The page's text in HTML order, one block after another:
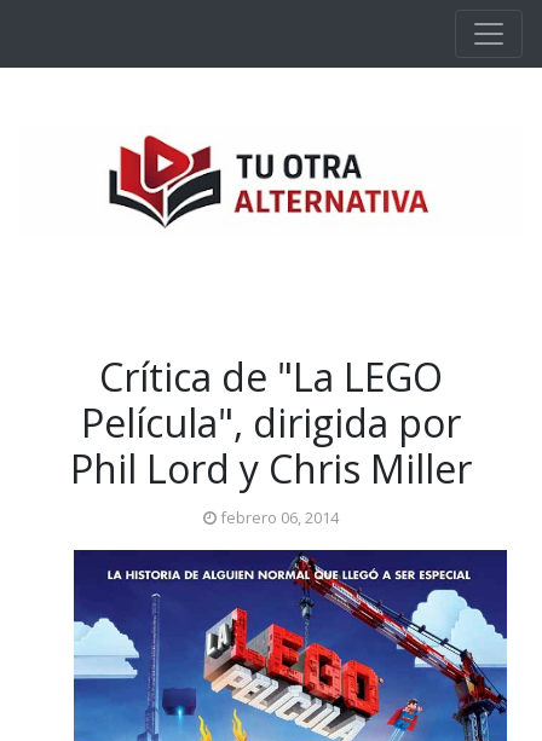
Crítica de "La LEGO
Película", dirigida por
Phil Lord y Chris Miller
febrero 06, 2014